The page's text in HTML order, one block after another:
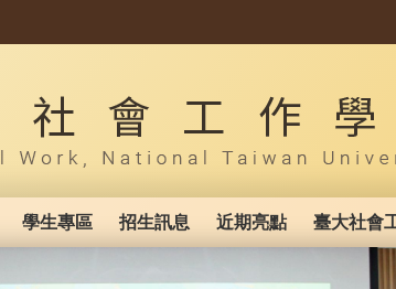
學生專區 招生訊息 近期亮點 臺大社會